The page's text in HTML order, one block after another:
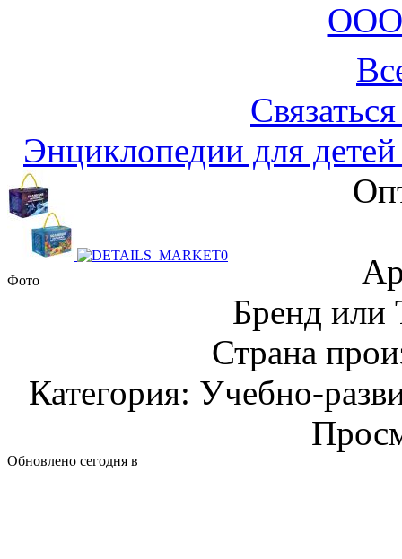
ООО
Энциклопедии для
Фото
Бренд или
Страна
Категория: Учебно-
Обновлено сегодня в